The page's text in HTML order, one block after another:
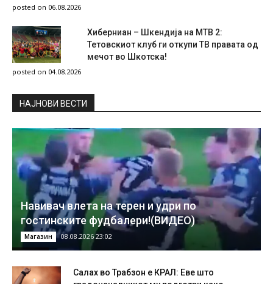
posted on 06.08.2026
Хиберниан – Шкендија на МТВ 2:
Тетовскиот клуб ги откупи ТВ правата од
мечот во Шкотска!
posted on 04.08.2026
НAЈНОВИ ВЕСТИ
Навивач влета на терен и удри по
гостинските фудбалери!(ВИДЕО)
Магазин 08.08.2026 23:02
Салах во Трабзон е КРАЛ: Еве што